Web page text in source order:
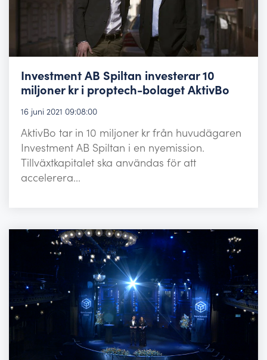
Investment AB Spiltan investerar 10
miljoner kr i proptech-bolaget AktivBo
16 juni 2021 09:08:00
AktivBo tar in 10 miljoner kr från huvudägaren
Investment AB Spiltan i en nyemission.
Tillväxtkapitalet ska användas för att
accelerera...